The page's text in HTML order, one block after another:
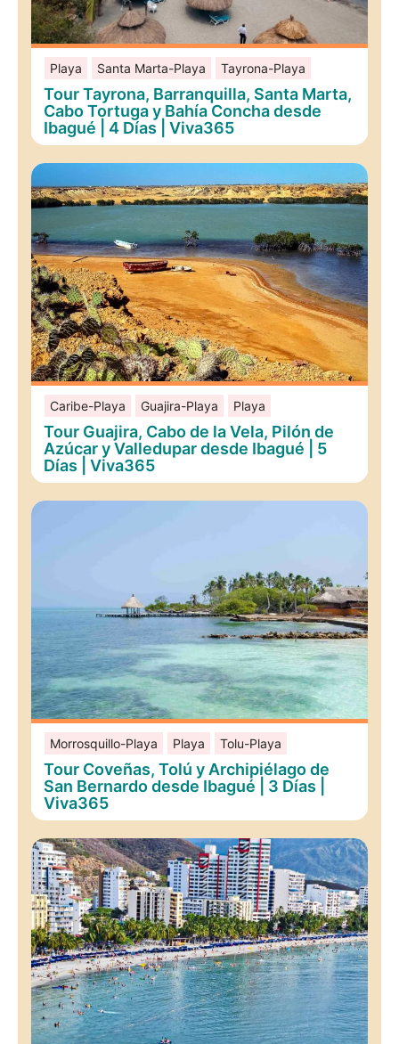
Playa Santa Marta-Playa Tayrona-Playa
Tour Tayrona, Barranquilla, Santa Marta,
Cabo Tortuga y Bahía Concha desde
Ibagué | 4 Días | Viva365
Caribe-Playa Guajira-Playa Playa
Tour Guajira, Cabo de la Vela, Pilón de
Azúcar y Valledupar desde Ibagué | 5
Días | Viva365
Morrosquillo-Playa Playa Tolu-Playa
Tour Coveñas, Tolú y Archipiélago de
San Bernardo desde Ibagué | 3 Días |
Viva365